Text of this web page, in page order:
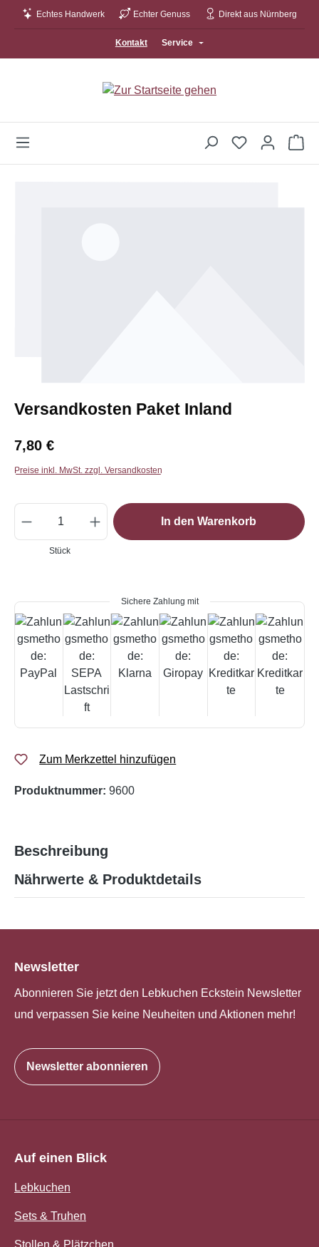
Zum Hauptinhalt springen
Echtes Handwerk Echter Genuss Direkt aus Nürnberg
Kontakt Service
Versandkosten Paket Inland
Regulärer Preis:
7,80 €
Preise inkl. MwSt. zzgl. Versandkosten
Produkt Anzahl: Gib den gewünschten
Stück
In den Warenkorb
Sichere Zahlung mit
Zum Merkzettel hinzufügen
Produktnummer: 9600
Beschreibung
Nährwerte & Produktdetails
Newsletter
Abonnieren Sie jetzt den Lebkuchen Eckstein Newsletter
und verpassen Sie keine Neuheiten und Aktionen mehr!
Newsletter abonnieren
Auf einen Blick
Lebkuchen
Sets & Truhen